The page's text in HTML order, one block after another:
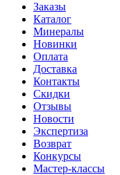
Заказы
Каталог
Минералы
Новинки
Оплата
Доставка
Контакты
Скидки
Отзывы
Новости
Экспертиза
Возврат
Конкурсы
Мастер-классы